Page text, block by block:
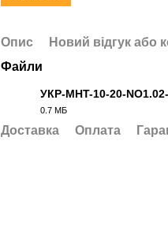
Опис Новий відгук або
Файли
УКР-MHT-10-20-
0.7 МБ
Доставка Оплата